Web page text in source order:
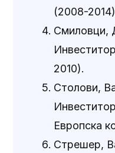
(2008-
Смиловци,
2010).
Столови,
Европска
Стрешер,